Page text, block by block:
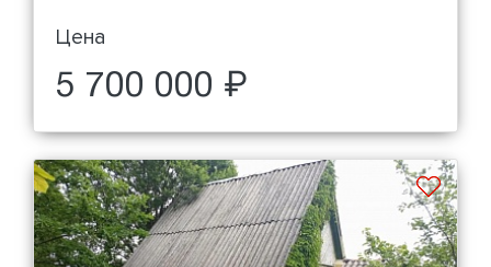
Цена
5 700 000 ₽